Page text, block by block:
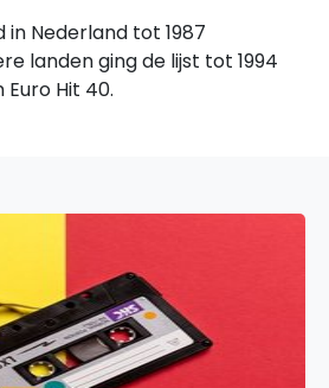
Nederland tot 1987
landen ging de lijst tot 1994
Hit 40.